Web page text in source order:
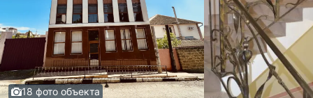
18 фото объекта